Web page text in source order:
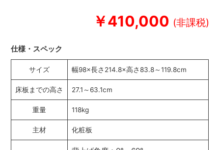
￥410,000
仕様・スペック
サイズ 幅98×長さ214.8×高さ83.8～119.8cm
床板までの高さ 27.1～63.1cm
重量 118kg
主材 化粧板